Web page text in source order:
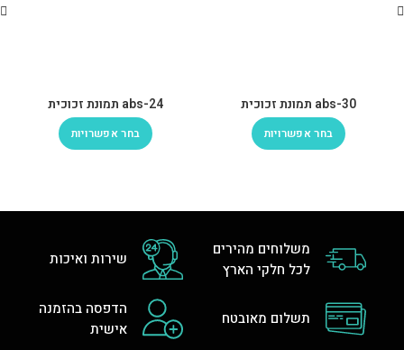
abs-30 תמונת זכוכית
בחר אפשרויות
abs-24 תמונת זכוכית
בחר אפשרויות
משלוחים מהירים
לכל חלקי הארץ
שירות ואיכות
תשלום מאובטח
הדפסה בהזמנה
אישית